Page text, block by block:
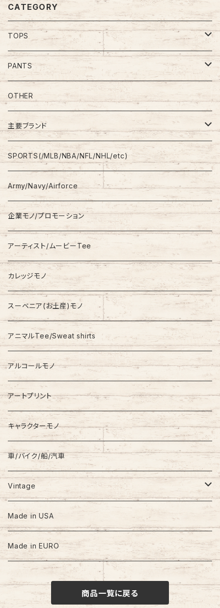
CATEGORY
TOPS
Tee
S/L Tee
Polo Shirt
Shirt
L/S
S/S
Sweatshirt
Hoodie
Fleece
Knit/Sweater
Jacket
Nylon Jacket
Stadium Jumper
Down Jacket
Coat
PANTS
Jeans/Denim
Work Pants
Shorts
OTHER
主要ブランド
adidas
Champion
Carhartt
Columbia
NAUTICA
NIKE
RALPH LAUREN
TOMMY HILFIGER
Levi’s
SPORTS(/MLB/NBA/NFL/NHL/etc)
Army/Navy/Airforce
企業モノ/プロモーション
アーティスト/ムービーTee
カレッジモノ
スーベニア(お土産)モノ
アニマルTee/Sweat shirts
アルコールモノ
アートプリント
キャラクターモノ
車/バイク/船/汽車
Vintage
60s-70s
80s
00s
Made in USA
Made in EURO
商品一覧に戻る